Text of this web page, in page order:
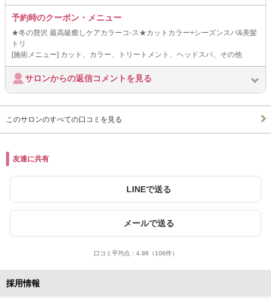
予約時のクーポン・メニュー
★冬の贅沢 最高級癒しケアカラーコ-ス★カットカラー+シーズンスパ&美髪
トリ
[施術メニュー] カット、カラー、トリートメント、ヘッドスパ、その他
サロンからの返信コメントを見る
このサロンのすべての口コミを見る
友達に共有
LINEで送る
メールで送る
口コミ平均点： 4.98 （106件）
採用情報